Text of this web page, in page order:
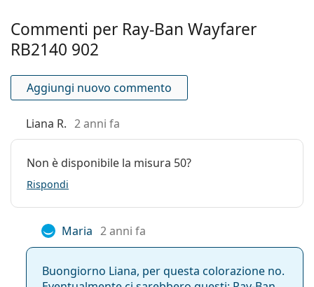
Custodia:
pulizia:
Altro
Sesso:
Unisex
Codice:
RB2140 902 54
No
Commenti per Ray-Ban Wayfarer
RB2140 902
Aggiungi nuovo commento
Liana R. 2 anni fa
Non è disponibile la misura 50?
Rispondi
Maria 2 anni fa
Buongiorno Liana, per questa colorazione no.